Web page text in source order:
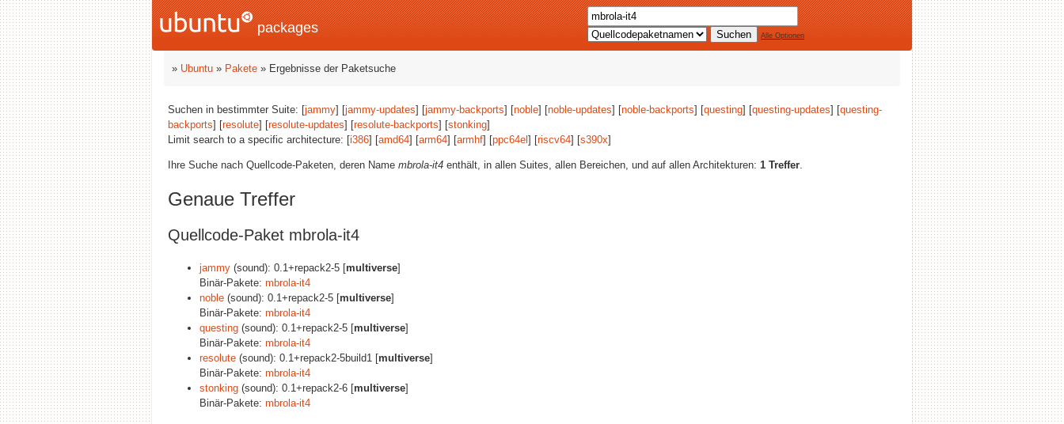
packages Alle Optionen
» Ubuntu » Pakete » Ergebnisse der Paketsuche
Suchen in bestimmter Suite: [jammy] [jammy-updates] [jammy-backports] [noble] [noble-updates] [noble-backports] [questing] [questing-updates] [questing-
backports] [resolute] [resolute-updates] [resolute-backports] [stonking]
Limit search to a specific architecture: [i386] [amd64] [arm64] [armhf] [ppc64el ] [riscv64] [s390x]
Ihre Suche nach Quellcode-Paketen, deren Name mbrola-it4 enthält, in allen Suites, allen Bereichen, und auf allen Architekturen: 1 Treffer.
Genaue Treffer
Quellcode-Paket mbrola-it4
jammy (sound): 0.1+repack2-5 [multiverse]
Binär-Pakete: mbrola-it4
noble (sound): 0.1+repack2-5 [multiverse]
Binär-Pakete: mbrola-it4
questing (sound): 0.1+repack2-5 [multiverse]
Binär-Pakete: mbrola-it4
resolute (sound): 0.1+repack2-5build1 [multiverse]
Binär-Pakete: mbrola-it4
stonking (sound): 0.1+repack2-6 [multiverse]
Binär-Pakete: mbrola-it4